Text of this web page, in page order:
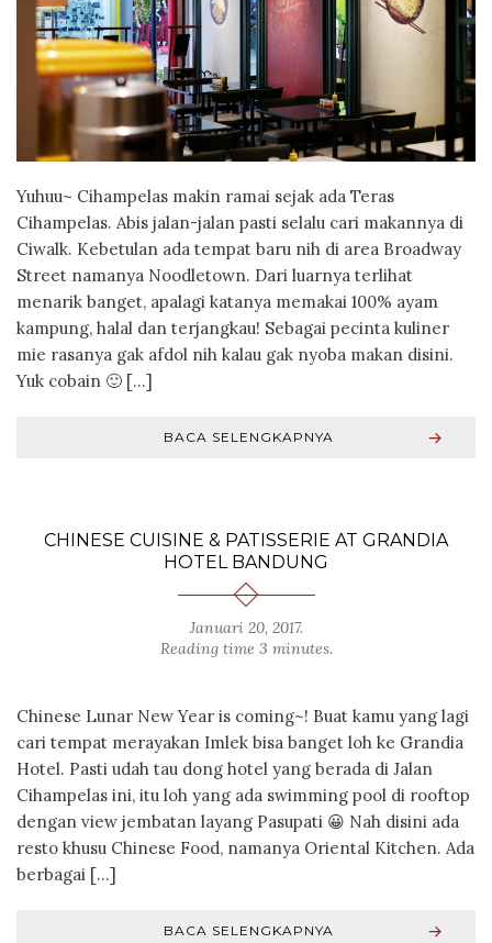
Yuhuu~ Cihampelas makin ramai sejak ada Teras
Cihampelas. Abis jalan-jalan pasti selalu cari makannya di
Ciwalk. Kebetulan ada tempat baru nih di area Broadway
Street namanya Noodletown. Dari luarnya terlihat
menarik banget, apalagi katanya memakai 100% ayam
kampung, halal dan terjangkau! Sebagai pecinta kuliner
mie rasanya gak afdol nih kalau gak nyoba makan disini.
Yuk cobain 🙂 […]
BACA SELENGKAPNYA
CHINESE CUISINE & PATISSERIE AT GRANDIA
HOTEL BANDUNG
Januari 20, 2017.
Reading time 3 minutes.
Chinese Lunar New Year is coming~! Buat kamu yang lagi
cari tempat merayakan Imlek bisa banget loh ke Grandia
Hotel. Pasti udah tau dong hotel yang berada di Jalan
Cihampelas ini, itu loh yang ada swimming pool di rooftop
dengan view jembatan layang Pasupati 😀 Nah disini ada
resto khusu Chinese Food, namanya Oriental Kitchen. Ada
berbagai […]
BACA SELENGKAPNYA